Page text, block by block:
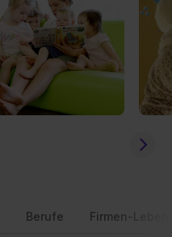
Berufe Firmen-